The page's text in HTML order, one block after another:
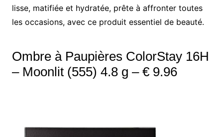
lisse, matifiée et hydratée, prête à affronter toutes
les occasions, avec ce produit essentiel de beauté.
Ombre à Paupières ColorStay 16H
– Moonlit (555) 4.8 g – € 9.96